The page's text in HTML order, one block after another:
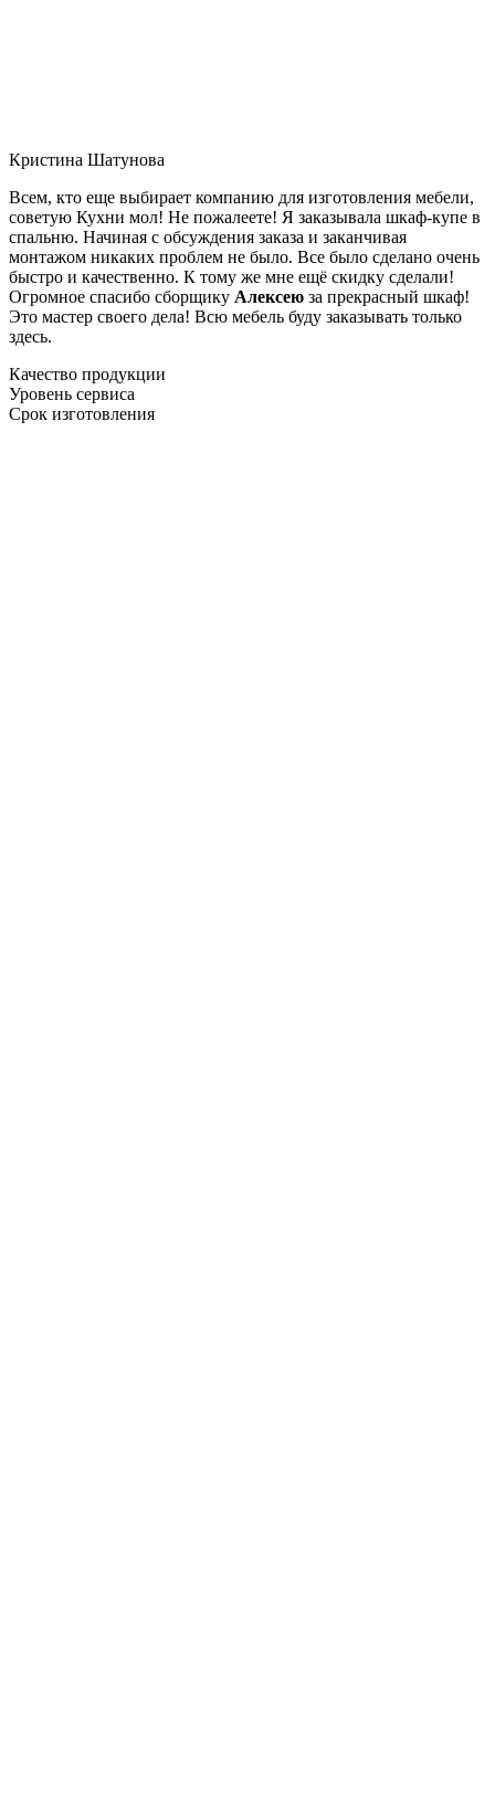
Кристина Шатунова
Всем, кто еще выбирает компанию для изготовления мебели,
советую Кухни мол! Не пожалеете! Я заказывала шкаф-купе в
спальню. Начиная с обсуждения заказа и заканчивая
монтажом никаких проблем не было. Все было сделано очень
быстро и качественно. К тому же мне ещё скидку сделали!
Огромное спасибо сборщику Алексею за прекрасный шкаф!
Это мастер своего дела! Всю мебель буду заказывать только
здесь.
Качество продукции
Уровень сервиса
Срок изготовления